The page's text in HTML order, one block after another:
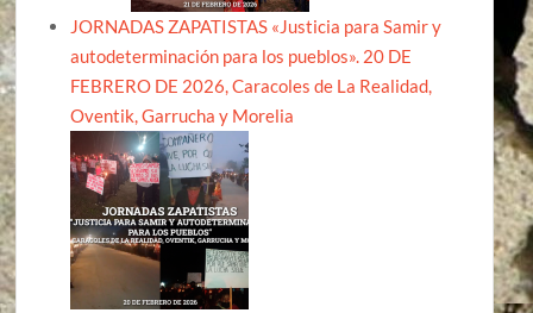
JORNADAS ZAPATISTAS «Justicia para Samir y
autodeterminación para los pueblos». 20 DE
FEBRERO DE 2026, Caracoles de La Realidad,
Oventik, Garrucha y Morelia